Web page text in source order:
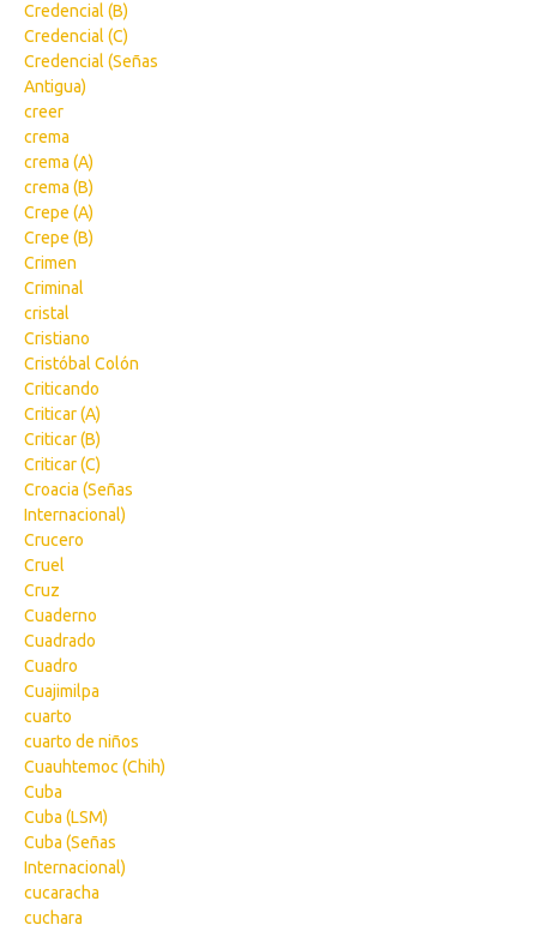
Credencial (B)
Credencial (C)
Credencial (Señas
Antigua)
creer
crema
crema (A)
crema (B)
Crepe (A)
Crepe (B)
Crimen
Criminal
cristal
Cristiano
Cristóbal Colón
Criticando
Criticar (A)
Criticar (B)
Criticar (C)
Croacia (Señas
Internacional)
Crucero
Cruel
Cruz
Cuaderno
Cuadrado
Cuadro
Cuajimilpa
cuarto
cuarto de niños
Cuauhtemoc (Chih)
Cuba
Cuba (LSM)
Cuba (Señas
Internacional)
cucaracha
cuchara